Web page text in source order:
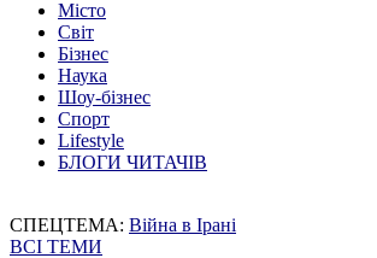
Місто
Світ
Бізнес
Наука
Шоу-бізнес
Спорт
Lifestyle
БЛОГИ ЧИТАЧІВ
СПЕЦТЕМА: Війна в Ірані
ВСІ ТЕМИ